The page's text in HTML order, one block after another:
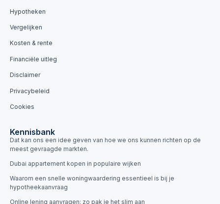
Hypotheken
Vergelijken
Kosten & rente
Financiële uitleg
Disclaimer
Privacybeleid
Cookies
Kennisbank
Dat kan ons een idee geven van hoe we ons kunnen richten op de
meest gevraagde markten.
Dubai appartement kopen in populaire wijken
Waarom een snelle woningwaardering essentieel is bij je
hypotheekaanvraag
Online lening aanvragen: zo pak je het slim aan